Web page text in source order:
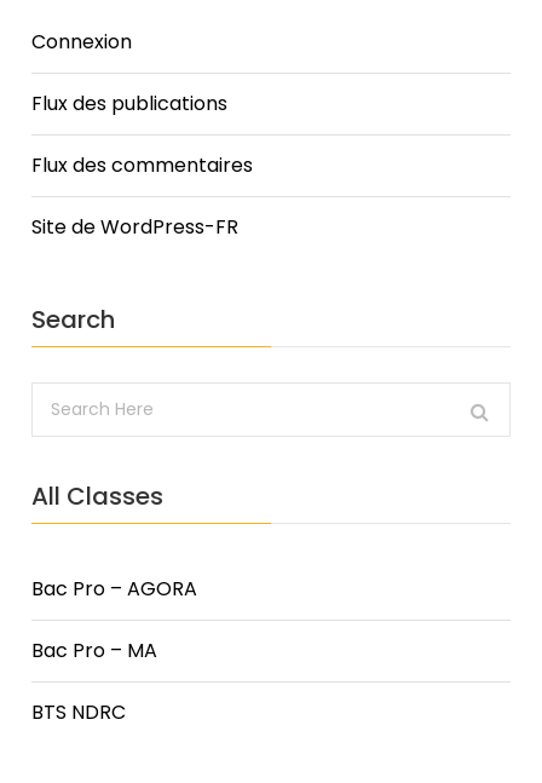
Connexion
Flux des publications
Flux des commentaires
Site de WordPress-FR
Search
All Classes
Bac Pro – AGORA
Bac Pro – MA
BTS NDRC